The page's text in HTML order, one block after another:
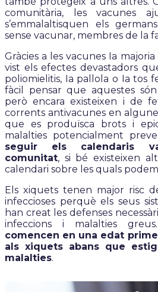
comunitària, les vacunes
s’emmalaltisquen els
sense vacunar, membres de la
Gràcies a les vacunes Ia
vist els efectes devastadors
poliomielitis, Ia pallola o Ia tos
fàcil pensar que aquestes
però encara existeixen i de
corrents antivacunes en
que es produïsca brots i
malalties potencialment
seguir els calendaris
comunitat, si bé existeixen
calendari sobre les quals podem
Els xiquets tenen major risc
infeccioses perquè els seus
han creat les defenses
infeccions i malalties
comencen en una edat
als xiquets abans que
malalties.